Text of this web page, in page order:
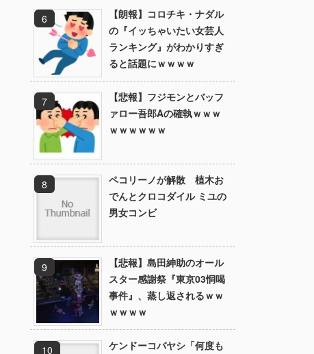
【朗報】コロチキ・ナダル
の『イッちゃいたい女芸人
ランキング』がわかりすぎ
ると話題にｗｗｗｗ
【悲報】フジモンとバッフ
ァロー吾郎Aの確執ｗｗｗ
ｗｗｗｗｗｗ
ペコリーノが解散 植木お
でんとクロコダイル ミユの
男女コンビ
【悲報】島田紳助のオール
スター感謝祭『東京03恫喝
事件』、蒸し返されるｗｗ
ｗｗｗｗ
ケンドーコバヤシ「何度も